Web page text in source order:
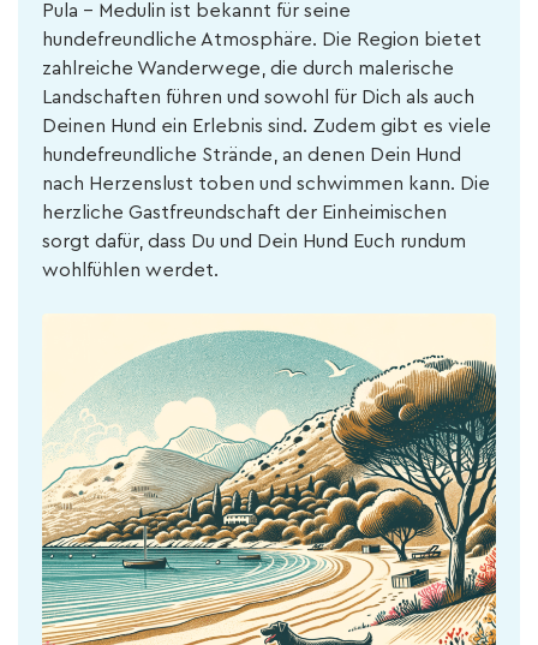
Pula - Medulin ist bekannt für seine
hundefreundliche Atmosphäre. Die Region bietet
zahlreiche Wanderwege, die durch malerische
Landschaften führen und sowohl für Dich als auch
Deinen Hund ein Erlebnis sind. Zudem gibt es viele
hundefreundliche Strände, an denen Dein Hund
nach Herzenslust toben und schwimmen kann. Die
herzliche Gastfreundschaft der Einheimischen
sorgt dafür, dass Du und Dein Hund Euch rundum
wohlfühlen werdet.